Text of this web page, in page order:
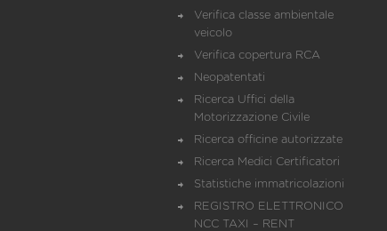
Verifica classe ambientale
veicolo
Verifica copertura RCA
Neopatentati
Ricerca Uffici della
Motorizzazione Civile
Ricerca officine autorizzate
Ricerca Medici Certificatori
Statistiche immatricolazioni
REGISTRO ELETTRONICO
NCC TAXI – RENT